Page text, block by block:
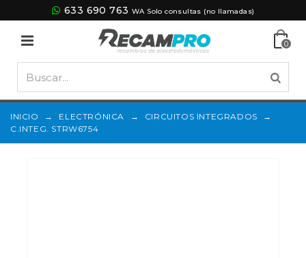
633 690 763 WA Solo consultas (no llamadas)
0
INICIO → ELECTRÓNICA → CIRCUITOS INTEGRADOS
→
C.INTEG. STRW6754